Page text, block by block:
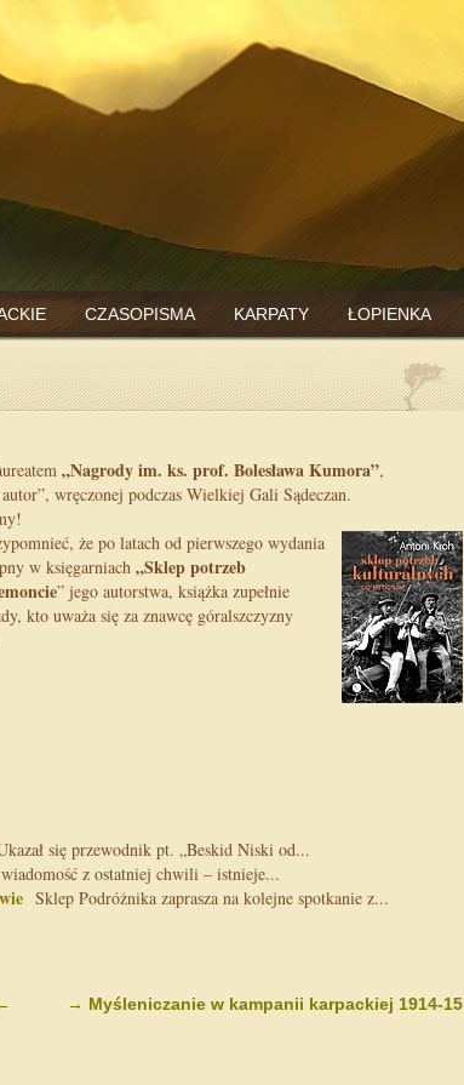
CZASOPISMA KARPATY ŁOPIENKA
„Nagrody im. ks. prof. Bolesława Kumora”,
wręczonej podczas Wielkiej Gali Sądeczan.
że po latach od pierwszego wydania
w księgarniach „Sklep potrzeb
” jego autorstwa, książka zupełnie
kto uważa się za znawcę góralszczyzny
się przewodnik pt. „Beskid Niski od...
wiadomość z ostatniej chwili – istnieje...
Sklep Podróżnika zaprasza na kolejne spotkanie z...
→ Myśleniczanie w kampanii karpackiej 1914-15